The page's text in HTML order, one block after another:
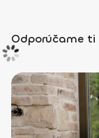
Odporúčame ti